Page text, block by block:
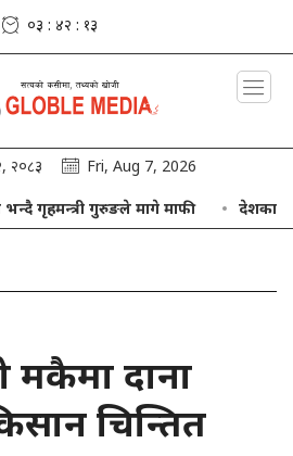
०३ : ४२ : १४
२०८३ Fri, Aug 7, 2026
गुरुङले मागे माफी देशका
मकैमा दाना
चिन्तित